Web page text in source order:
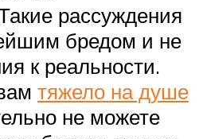
рассуждения
бредом и не
к реальности.
тяжело на душе
не можете